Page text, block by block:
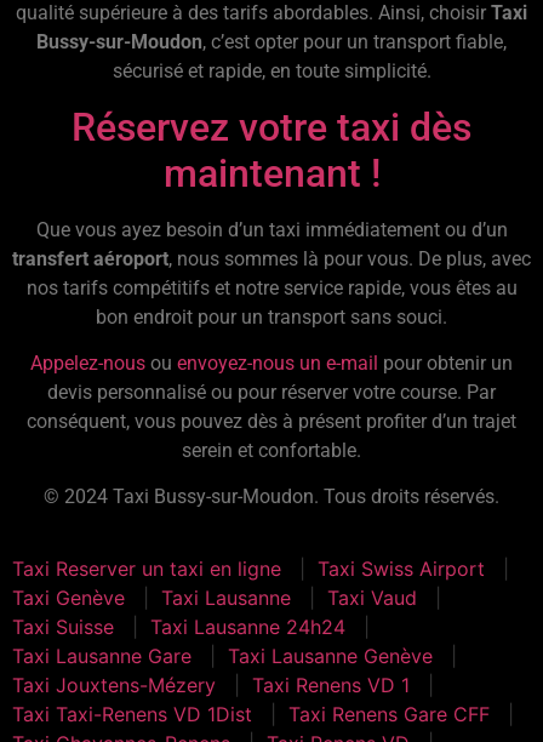
qualité supérieure à des tarifs abordables. Ainsi, choisir Taxi
Bussy-sur-Moudon, c’est opter pour un transport fiable,
sécurisé et rapide, en toute simplicité.
Réservez votre taxi dès
maintenant !
Que vous ayez besoin d’un taxi immédiatement ou d’un
transfert aéroport, nous sommes là pour vous. De plus, avec
nos tarifs compétitifs et notre service rapide, vous êtes au
bon endroit pour un transport sans souci.
Appelez-nous ou envoyez-nous un e-mail pour obtenir un
devis personnalisé ou pour réserver votre course. Par
conséquent, vous pouvez dès à présent profiter d’un trajet
serein et confortable.
© 2024 Taxi Bussy-sur-Moudon. Tous droits réservés.
Taxi Reserver un taxi en ligne
Taxi Swiss Airport
Taxi Genève
Taxi Lausanne
Taxi Vaud
Taxi Suisse
Taxi Lausanne 24h24
Taxi Lausanne Gare
Taxi Lausanne Genève
Taxi Jouxtens-Mézery
Taxi Renens VD 1
Taxi Taxi-Renens VD 1Dist
Taxi Renens Gare CFF